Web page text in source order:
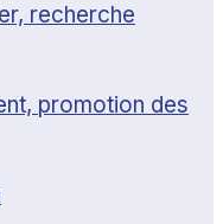
recherche
promotion des